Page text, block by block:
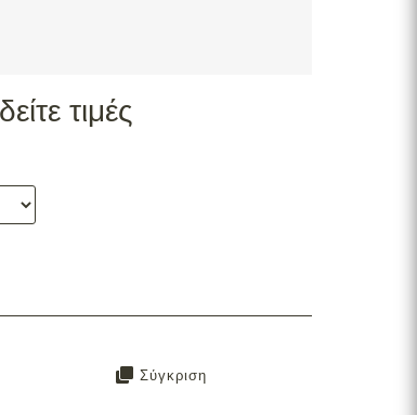
τιμές
Σύγκριση